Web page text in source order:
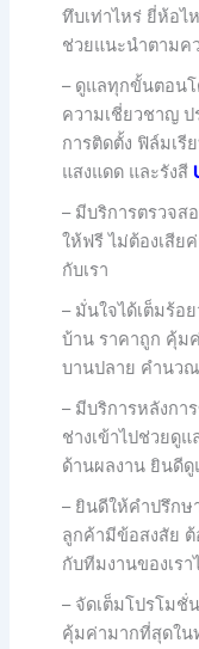
ทึบเท่าไหร่ ยี่ห้อไ
ช่วยแนะนำตามค
– ดูแลทุกขั้นตอน
ความเชี่ยวชาญ
การติดตั้ง ฟิล์มเรี
แสงแดด และรังสี
– มีบริการตรวจส
ให้ฟรี ไม่ต้องเสีย
กับเรา
– มั่นใจได้เต็มร้อ
บ้าน ราคาถูก คุ้ม
บานปลาย คำนว
– มีบริการหลังกา
ช่างเข้าไปช่วยดูแ
ด้านผลงาน ยินดีดู
– ยินดีให้คำปรึก
ลูกค้ามีข้อสงสัย
กับทีมงานของเร
– จัดเต็มโปรโมชั่
คุ้มค่ามากที่สุดใน